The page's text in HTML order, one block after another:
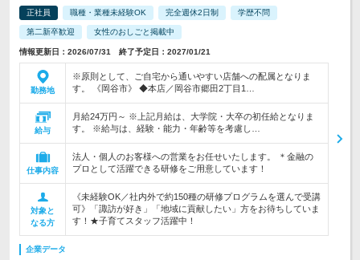
正社員 職種・業種未経験OK 完全週休2日制 学歴不問
第二新卒歓迎 女性のおしごと掲載中
情報更新日：2026/07/31 終了予定日：2027/01/21
勤務地
※原則として、ご自宅から通いやすい店舗への配属となりま
す。 《岡谷市》 ◆本店／岡谷市郷田2丁目1…
給与
月給24万円～ ※上記月給は、大学院・大卒の初任給となりま
す。 ※給与は、経験・能力・年齢等を考慮し…
仕事内容
法人・個人のお客様への営業をお任せいたします。 ＊金融の
プロとして活躍できる研修をご用意しています！
対象と
なる方
《未経験OK／社内外で約150種の研修プログラムを選んで受講
可》「諏訪が好き」「地域に貢献したい」方をお待ちしていま
す！★子育てスタッフ活躍中！
企業データ